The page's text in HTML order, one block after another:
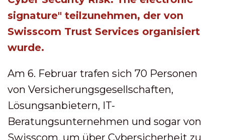
signature" teilzunehmen, der von
Swisscom Trust Services organisiert
wurde.
Am 6. Februar trafen sich 70 Personen
von Versicherungsgesellschaften,
Lösungsanbietern, IT-
Beratungsunternehmen und sogar von
Swisscom, um über Cybersicherheit zu